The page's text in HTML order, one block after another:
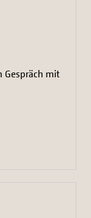
Gespräch mit